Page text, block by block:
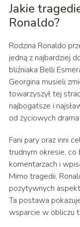
Jakie
Ronaldo?
Rodzina Ronaldo
jedną z najbardziej
bliźniaka Belli
Georgina musieli
towarzyszył tej
najbogatsze i
od życiowych
Fani pary oraz inni
trudnym okresie, co
komentarzach i
Mimo tragedii,
pozytywnych
Ta postawa
wsparcie w obliczu